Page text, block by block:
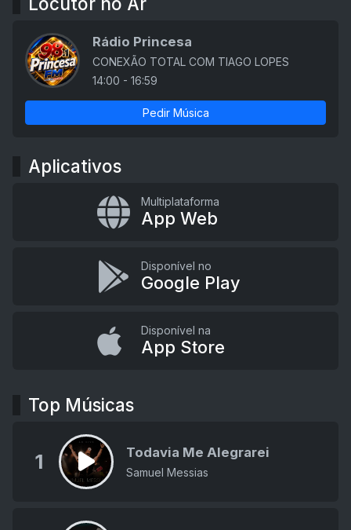
Rádio Princesa
CONEXÃO TOTAL COM TIAGO LOPES
14:00 - 16:59
Pedir Música
Aplicativos
Multiplataforma
App Web
Disponível no
Google Play
Disponível na
App Store
Top Músicas
1 Todavia Me Alegrarei
Samuel Messias